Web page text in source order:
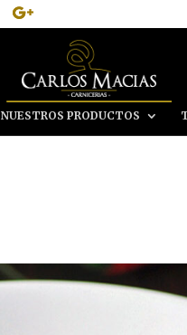
NUESTROS PRODUCTOS